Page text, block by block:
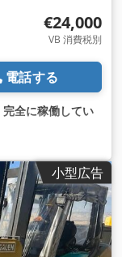
€24,000
VB 消費税別
電話する
完全に稼働してい
小型広告